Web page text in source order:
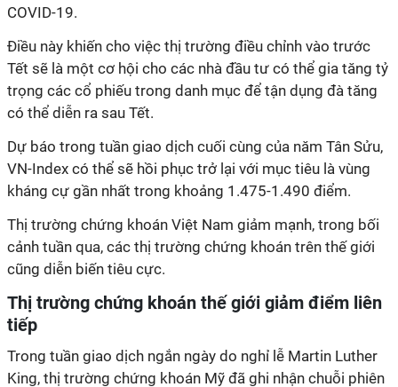
COVID-19.
Điều này khiến cho việc thị trường điều chỉnh vào trước
Tết sẽ là một cơ hội cho các nhà đầu tư có thể gia tăng tỷ
trọng các cổ phiếu trong danh mục để tận dụng đà tăng
có thể diễn ra sau Tết.
Dự báo trong tuần giao dịch cuối cùng của năm Tân Sửu,
VN-Index có thể sẽ hồi phục trở lại với mục tiêu là vùng
kháng cự gần nhất trong khoảng 1.475-1.490 điểm.
Thị trường chứng khoán Việt Nam giảm mạnh, trong bối
cảnh tuần qua, các thị trường chứng khoán trên thế giới
cũng diễn biến tiêu cực.
Thị trường chứng khoán thế giới giảm điểm liên
tiếp
Trong tuần giao dịch ngắn ngày do nghỉ lễ Martin Luther
King, thị trường chứng khoán Mỹ đã ghi nhận chuỗi phiên